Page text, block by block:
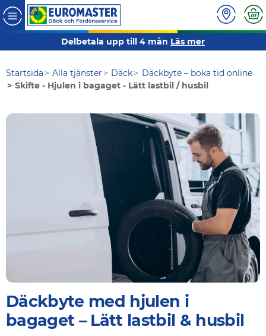
Delbetala upp till 4 mån Läs mer
Startsida Alla tjänster Däck
Däckbyte – boka tid online
Skifte - Hjulen i bagaget - Lätt lastbil / husbil
Däckbyte med hjulen i
bagaget – Lätt lastbil & husbil